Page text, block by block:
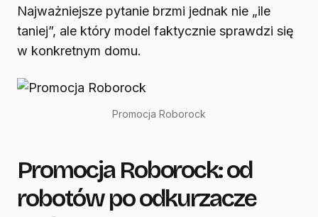
Najważniejsze pytanie brzmi jednak nie „ile
taniej”, ale który model faktycznie sprawdzi się
w konkretnym domu.
Promocja Roborock
Promocja Roborock: od
robotów po odkurzacze